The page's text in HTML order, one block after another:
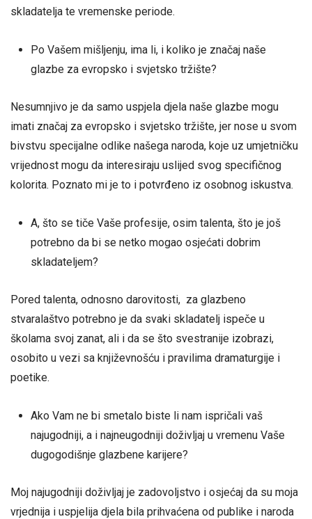
skladatelja te vremenske periode.
Po Vašem mišljenju, ima li, i koliko je značaj naše
glazbe za evropsko i svjetsko tržište?
Nesumnjivo je da samo uspjela djela naše glazbe mogu
imati značaj za evropsko i svjetsko tržište, jer nose u svom
bivstvu specijalne odlike našega naroda, koje uz umjetničku
vrijednost mogu da interesiraju uslijed svog specifičnog
kolorita. Poznato mi je to i potvrđeno iz osobnog iskustva.
A, što se tiče Vaše profesije, osim talenta, što je još
potrebno da bi se netko mogao osjećati dobrim
skladateljem?
Pored talenta, odnosno darovitosti, za glazbeno
stvaralaštvo potrebno je da svaki skladatelj ispeče u
školama svoj zanat, ali i da se što svestranije izobrazi,
osobito u vezi sa književnošću i pravilima dramaturgije i
poetike.
Ako Vam ne bi smetalo biste li nam ispričali vaš
najugodniji, a i najneugodniji doživljaj u vremenu Vaše
dugogodišnje glazbene karijere?
Moj najugodniji doživljaj je zadovoljstvo i osjećaj da su moja
vrjednija i uspjelija djela bila prihvaćena od publike i naroda